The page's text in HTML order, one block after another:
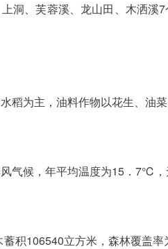
洞、芙蓉溪、龙山田、木洒
稻为主，油料作物以花生、油
气候，年平均温度为15．7℃，
积106540立方米，森林覆盖